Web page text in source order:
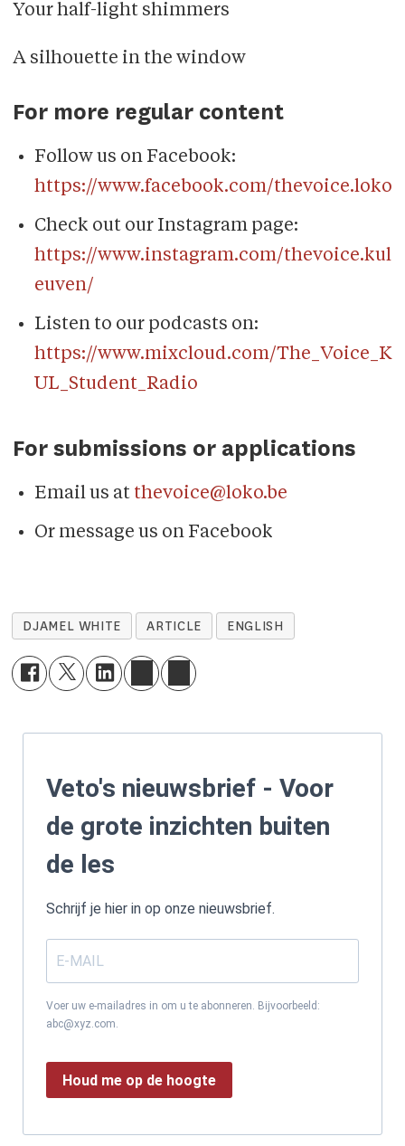
Your half-light shimmers
A silhouette in the window
For more regular content
Follow us on Facebook:
https://www.facebook.com/thevoice.loko
Check out our Instagram page:
https://www.instagram.com/thevoice.kul
euven/
Listen to our podcasts on:
https://www.mixcloud.com/The_Voice_K
UL_Student_Radio
For submissions or applications
Email us at thevoice@loko.be
Or message us on Facebook
DJAMEL WHITE ARTICLE ENGLISH
Veto's nieuwsbrief - Voor
de grote inzichten buiten
de les
Schrijf je hier in op onze nieuwsbrief.
Voer uw e-mailadres in om u te abonneren. Bijvoorbeeld:
abc@xyz.com.
Houd me op de hoogte